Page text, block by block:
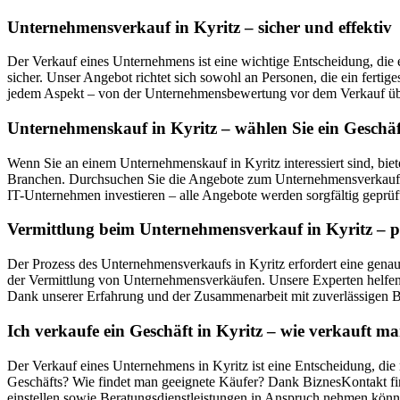
Unternehmensverkauf in Kyritz – sicher und effektiv
Der Verkauf eines Unternehmens ist eine wichtige Entscheidung,
sicher. Unser Angebot richtet sich sowohl an Personen, die ein
jedem Aspekt – von der Unternehmensbewertung vor dem Verkauf
Unternehmenskauf in Kyritz – wählen Sie ein
Wenn Sie an einem Unternehmenskauf in Kyritz interessiert sind,
Branchen. Durchsuchen Sie die Angebote zum
IT-Unternehmen investieren – alle Angebote werden sorgfältig
Vermittlung beim Unternehmensverkauf in Kyritz –
Der Prozess des Unternehmensverkaufs in Kyritz erfordert eine
der Vermittlung von Unternehmensverkäufen. Unsere Experten
Dank unserer Erfahrung und der Zusammenarbeit mit zuverlässigen
Ich verkaufe ein Geschäft in Kyritz – wie verkauft
Der Verkauf eines Unternehmens in Kyritz ist eine Entscheidung,
Geschäfts? Wie findet man geeignete Käufer? Dank BiznesKontakt